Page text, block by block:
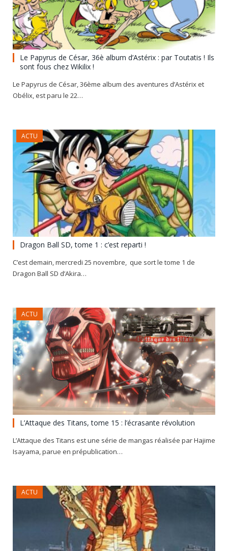
Le Papyrus de César, 36è album d’Astérix : par Toutatis ! Ils
sont fous chez Wikilix !
Le Papyrus de César, 36ème album des aventures d’Astérix et
Obélix, est paru le 22…
ACTU
Dragon Ball SD, tome 1 : c’est reparti !
C’est demain, mercredi 25 novembre, que sort le tome 1 de
Dragon Ball SD d’Akira…
ACTU
L’Attaque des Titans, tome 15 : l’écrasante révolution
L’Attaque des Titans est une série de mangas réalisée par Hajime
Isayama, parue en prépublication…
ACTU